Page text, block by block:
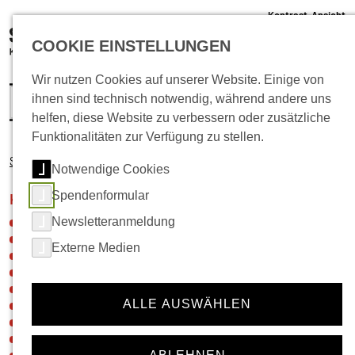
Kontrast-Ansicht
info@schlachthof-kassel.de
Startseite Kultur Zeichenaktion
Navigation für die Rubrik:
Kultur
Neuigkeiten
46von100
Hier im Quartier
Kulturschleuder
COOKIE EINSTELLUNGEN
Wir nutzen Cookies auf unserer Website. Einige von
ihnen sind technisch notwendig, während andere uns
helfen, diese Website zu verbessern oder zusätzliche
Funktionalitäten zur Verfügung zu stellen.
Notwendige Cookies
Spendenformular
Newsletteranmeldung
Externe Medien
ALLE AUSWÄHLEN